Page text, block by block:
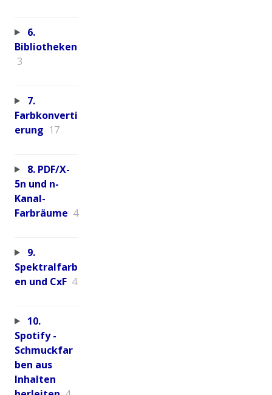
6.
Bibliotheken
3
7.
Farbkonverti
erung 17
8. PDF/X-
5n und n-
Kanal-
Farbräume 4
9.
Spektralfarb
en und CxF 4
10.
Spotify -
Schmuckfar
ben aus
Inhalten